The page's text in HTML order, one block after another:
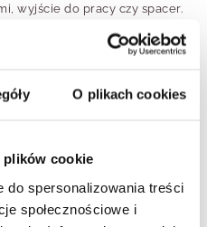
O plikach cookies
plików cookie
spersonalizowania treści
społecznościowe i
wyjście do pracy czy spacer.
jak i bardziej
uniwersalna propozycja.
nowy wymiar stylu.
elementami garderoby – od
podkreśli Twoją